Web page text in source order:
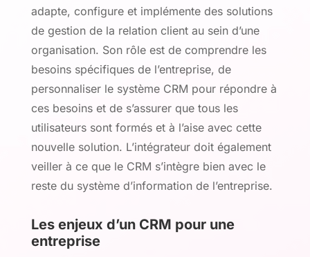
adapte, configure et implémente des solutions
de gestion de la relation client au sein d’une
organisation. Son rôle est de comprendre les
besoins spécifiques de l’entreprise, de
personnaliser le système CRM pour répondre à
ces besoins et de s’assurer que tous les
utilisateurs sont formés et à l’aise avec cette
nouvelle solution. L’intégrateur doit également
veiller à ce que le CRM s’intègre bien avec le
reste du système d’information de l’entreprise.
Les enjeux d’un CRM pour une
entreprise